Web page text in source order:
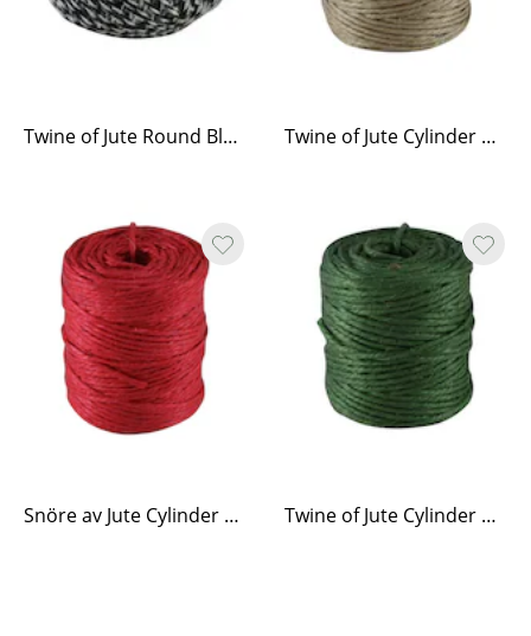
Twine of Jute Round Black/White Twine of Jute Cylinder Natural
Snöre av Jute Cylinder Röd Twine of Jute Cylinder Green